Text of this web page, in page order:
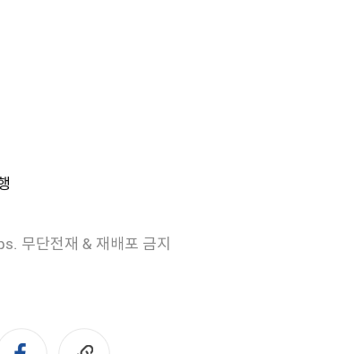
무단전재 & 재배포 금지